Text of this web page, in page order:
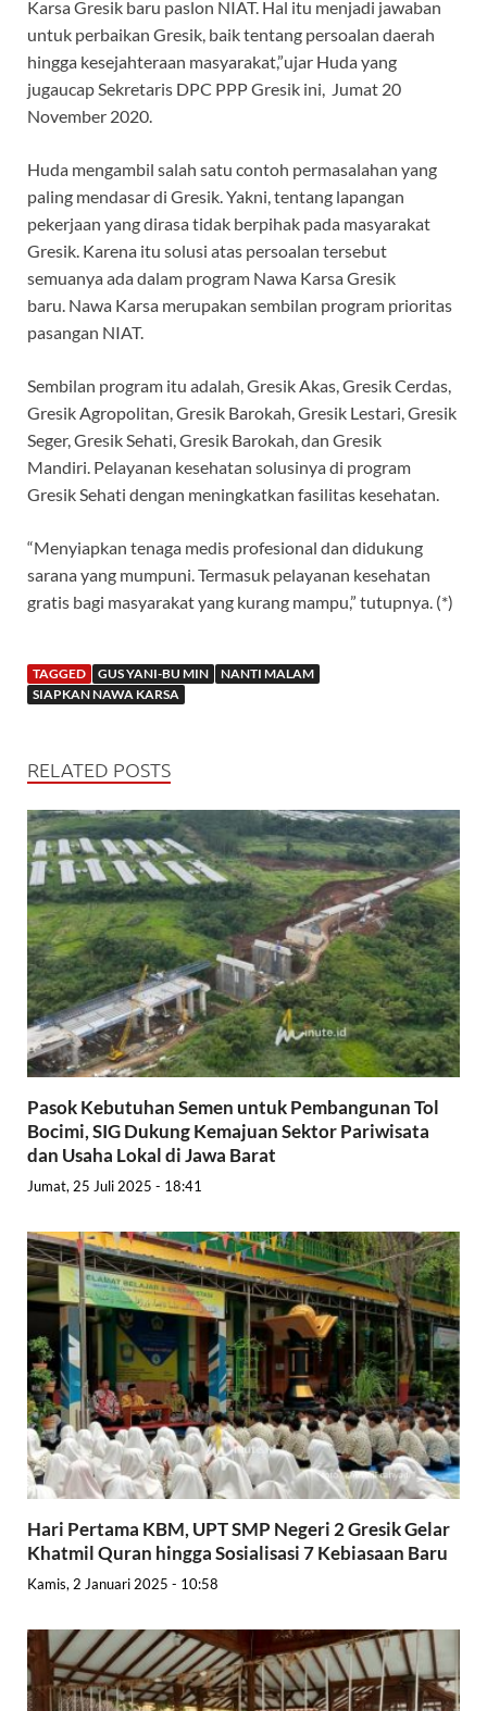
Karsa Gresik baru paslon NIAT. Hal itu menjadi jawaban
untuk perbaikan Gresik, baik tentang persoalan daerah
hingga kesejahteraan masyarakat,”ujar Huda yang
jugaucap Sekretaris DPC PPP Gresik ini, Jumat 20
November 2020.
Huda mengambil salah satu contoh permasalahan yang
paling mendasar di Gresik. Yakni, tentang lapangan
pekerjaan yang dirasa tidak berpihak pada masyarakat
Gresik. Karena itu solusi atas persoalan tersebut
semuanya ada dalam program Nawa Karsa Gresik
baru. Nawa Karsa merupakan sembilan program prioritas
pasangan NIAT.
Sembilan program itu adalah, Gresik Akas, Gresik Cerdas,
Gresik Agropolitan, Gresik Barokah, Gresik Lestari, Gresik
Seger, Gresik Sehati, Gresik Barokah, dan Gresik
Mandiri. Pelayanan kesehatan solusinya di program
Gresik Sehati dengan meningkatkan fasilitas kesehatan.
“Menyiapkan tenaga medis profesional dan didukung
sarana yang mumpuni. Termasuk pelayanan kesehatan
gratis bagi masyarakat yang kurang mampu,” tutupnya. (*)
TAGGED GUS YANI-BU MIN
NANTI MALAM
SIAPKAN NAWA KARSA
RELATED POSTS
Pasok Kebutuhan Semen untuk Pembangunan Tol
Bocimi, SIG Dukung Kemajuan Sektor Pariwisata
dan Usaha Lokal di Jawa Barat
Jumat, 25 Juli 2025 - 18:41
Hari Pertama KBM, UPT SMP Negeri 2 Gresik Gelar
Khatmil Quran hingga Sosialisasi 7 Kebiasaan Baru
Kamis, 2 Januari 2025 - 10:58